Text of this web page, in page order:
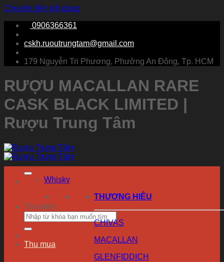
Chuyển đến nội dung
0906366361
cskh.ruoutrungtam@gmail.com
179 Nguyễn Tri Phương, Phường An Đông, Tp. HCM
RƯỢU MACALLAN RARE
CASK BLACK LIMITED |
Rượu Trung Tâm
Tìm kiếm:
Thu mua
Whisky
THƯƠNG HIỆU
CHIVAS
MACALLAN
GLENFIDDICH